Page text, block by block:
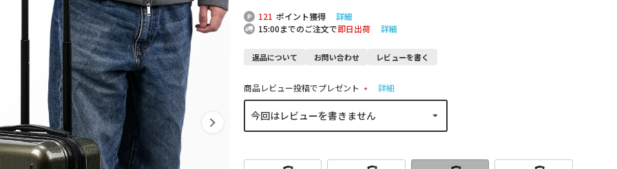
121 ポイント獲得
詳細
15:00までのご注文で即日出荷 詳細
返品について お問い合わせ レビューを書く
商品レビュー投稿でプレゼント
(
必
)
詳細